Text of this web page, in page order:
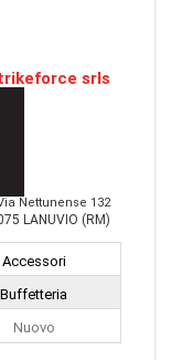
srls
Nettunense 132
LANUVIO (RM)
Accessori
Buffetteria
Nuovo